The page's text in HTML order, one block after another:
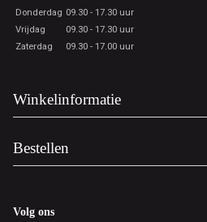
Donderdag 09.30 - 17.30 uur
Vrijdag
09.30 - 17.30 uur
Zaterdag
09.30 - 17.00 uur
Winkelinformatie
Bestellen
Volg ons